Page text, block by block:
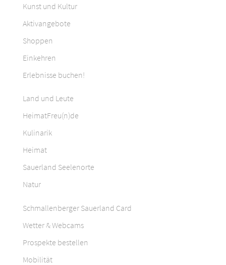
Kunst und Kultur
Aktivangebote
Shoppen
Einkehren
Erlebnisse buchen!
Land und Leute
HeimatFreu(n)de
Kulinarik
Heimat
Sauerland Seelenorte
Natur
Schmallenberger Sauerland Card
Wetter & Webcams
Prospekte bestellen
Mobilität